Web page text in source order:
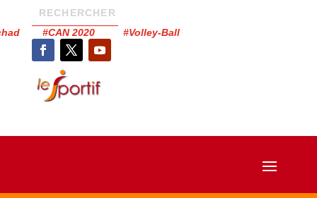
#CAN 2020 #Volley-Ball